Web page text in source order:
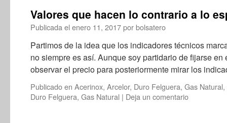
Valores que hacen lo contrario a lo
Publicada el enero 11, 2017porbolsatero
Partimos de la idea que los indicadores técnicos
no siempre es así. Aunque soy partidario de fijarse
observar el precio para posteriormente mirar los
Publicado en Acerinox, Arcelor, Duro Felguera, Gas Natural,
Duro Felguera, Gas Natural | Deja un comentario